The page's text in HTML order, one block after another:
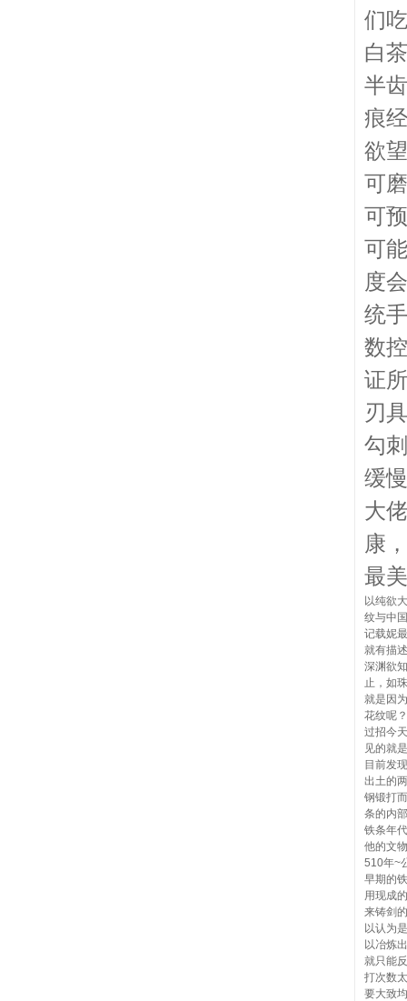
们
白
半
痕
欲
可
可
可
度
统
数
证
刃
勾
缓
大
康
最
以纯欲
纹与中
记载妮
就有描
深渊欲
止，如
就是因
花纹呢
过招今
见的就
目前发
出土的
钢锻打
条的内
铁条年
他的文
510年~
早期的
用现成
来铸剑
以认为
以冶炼
就只能
打次数
要大致